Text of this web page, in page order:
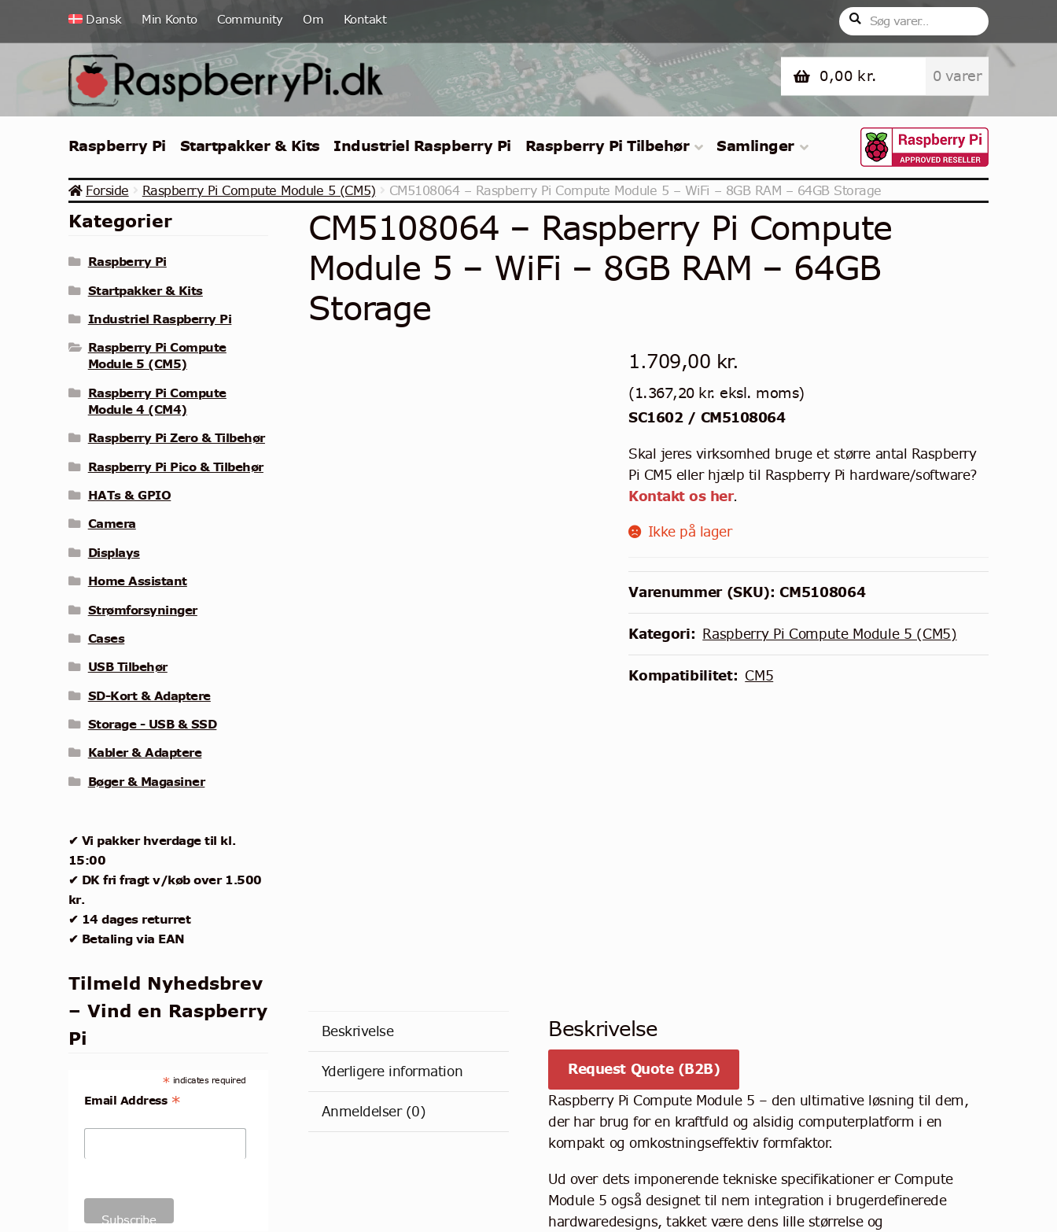
Spring
navigation
Spring
indhold
Dansk Min Konto Community Om Kontakt
Søg
efter:
Søg
0,00 kr. 0 varer
Raspberry Pi Startpakker & Kits Industriel Raspberry Pi Raspberry Pi Tilbehør Samlinger
Forside Raspberry Pi Compute Module 5 (CM5) CM5108064 – Raspberry Pi Compute Module 5 – WiFi – 8GB RAM – 64GB Storage
CM5108064 – Raspberry Pi Compute
Module 5 – WiFi – 8GB RAM – 64GB
Storage
1.709,00 kr.
(1.367,20 kr. eksl. moms)
SC1602 / CM5108064
Skal jeres virksomhed bruge et større antal Raspberry
Pi CM5 eller hjælp til Raspberry Pi hardware/software?
Kontakt os her.
Ikke på lager
Varenummer (SKU):CM5108064
Kategori: Raspberry Pi Compute Module 5 (CM5)
Kompatibilitet: CM5
Beskrivelse
Yderligere information
Anmeldelser (0)
Beskrivelse
Request Quote (B2B)
Raspberry Pi Compute Module 5 – den ultimative løsning til dem,
der har brug for en kraftfuld og alsidig computerplatform i en
kompakt og omkostningseffektiv formfaktor.
Ud over dets imponerende tekniske specifikationer er Compute
Module 5 også designet til nem integration i brugerdefinerede
hardwaredesigns, takket være dens lille størrelse og
Kategorier
Raspberry Pi
Startpakker & Kits
Industriel Raspberry Pi
Raspberry Pi Compute
Module 5 (CM5)
Raspberry Pi Compute
Module 4 (CM4)
Raspberry Pi Zero & Tilbehør
Raspberry Pi Pico & Tilbehør
HATs & GPIO
Camera
Displays
Home Assistant
Strømforsyninger
Cases
USB Tilbehør
SD-Kort & Adaptere
Storage - USB & SSD
Kabler & Adaptere
Bøger & Magasiner
✔ Vi pakker hverdage til kl.
15:00
✔ DK fri fragt v/køb over 1.500
kr.
✔ 14 dages returret
✔ Betaling via EAN
Tilmeld Nyhedsbrev
– Vind en Raspberry
Pi
* indicates required
Email Address *